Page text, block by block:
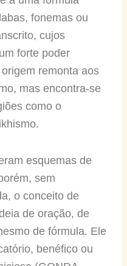
fonemas ou
cujos
forte poder
remonta aos
mas encontra-se
como o
esquemas de
sem
o conceito de
de oração, de
de fórmula. Ele
benéfico ou